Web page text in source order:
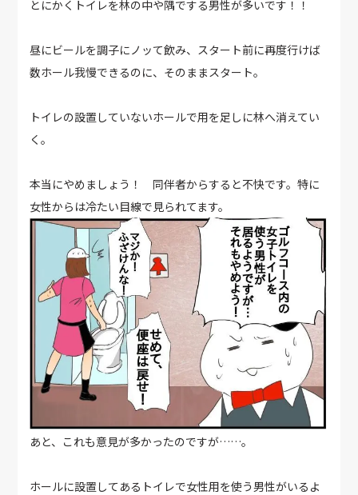
とにかくトイレを林の中や隅でする男性が多いです！！
昼にビールを調子にノッて飲み、スタート前に再度行けば
数ホール我慢できるのに、そのままスタート。
トイレの設置していないホールで用を足しに林へ消えてい
く。
本当にやめましょう！ 同伴者からすると不快です。特に
女性からは冷たい目線で見られてます。
あと、これも意見が多かったのですが……。
ホールに設置してあるトイレで女性用を使う男性がいるよ